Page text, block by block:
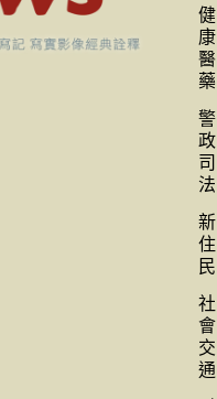
健
康
醫
藥
警
政
司
法
新
住
民
社
會
交
通